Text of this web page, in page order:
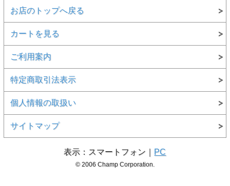
お店のトップへ戻る
カートを見る
ご利用案内
特定商取引法表示
個人情報の取扱い
サイトマップ
表示：スマートフォン｜ PC
© 2006 Champ Corporation.